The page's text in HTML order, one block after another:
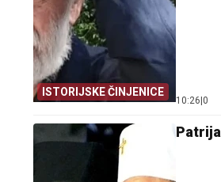
ISTORIJSKE ČINJENICE
10:26 0